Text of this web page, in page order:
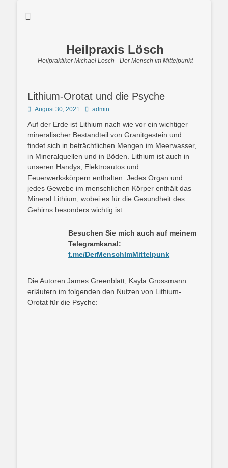
Heilpraxis Lösch
Heilpraktiker Michael Lösch - Der Mensch im Mittelpunkt
Lithium-Orotat und die Psyche
Posted
August 30, 2021 Autoradmin
Auf der Erde ist Lithium nach wie vor ein wichtiger
mineralischer Bestandteil von Granitgestein und
findet sich in beträchtlichen Mengen im Meerwasser,
in Mineralquellen und in Böden. Lithium ist auch in
unseren Handys, Elektroautos und
Feuerwerkskörpern enthalten. Jedes Organ und
jedes Gewebe im menschlichen Körper enthält das
Mineral Lithium, wobei es für die Gesundheit des
Gehirns besonders wichtig ist.
Besuchen Sie mich auch auf meinem
Telegramkanal:
t.me/DerMenschImMittelpunk
Die Autoren James Greenblatt, Kayla Grossmann
erläutern im folgenden den Nutzen von Lithium-
Orotat für die Psyche: